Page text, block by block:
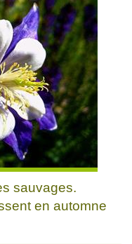
sauvages.
en automne